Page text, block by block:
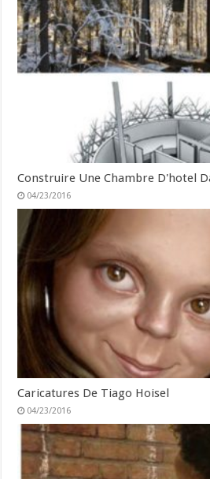
Construire Une Chambre D'hotel
04/23/2016
Caricatures De Tiago Hoisel
04/23/2016